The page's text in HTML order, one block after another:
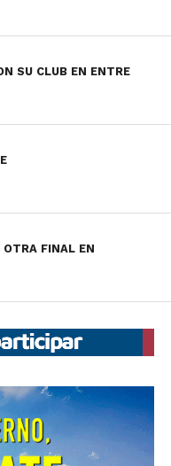
SU CLUB EN ENTRE
OTRA FINAL EN